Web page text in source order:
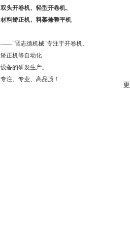
双头开卷机、轻型开卷机、
材料矫正机、料架兼整平机
——"晋志德机械"专注于开卷机、
矫正机等自动化
设备的研发生产。
专注、专业、高品质！